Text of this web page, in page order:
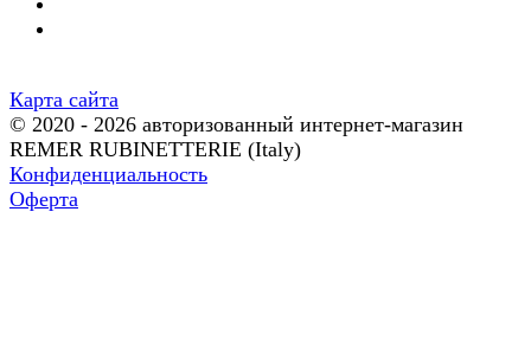
Карта сайта
© 2020 - 2026 авторизованный интернет-магазин
REMER RUBINETTERIE (Italy)
Конфиденциальность
Оферта